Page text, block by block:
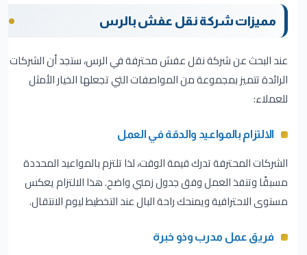
مميزات شركة نقل عفش بالرس
عند البحث عن شركة نقل عفش محترفة في الرس، ستجد أن الشركات
الرائدة تتميز بمجموعة من المواصفات التي تجعلها الخيار الأمثل
للعملاء:
الالتزام بالمواعيد والدقة في العمل
الشركات المحترفة تدرك قيمة الوقت، لذا تلتزم بالمواعيد المحددة
مسبقًا وتنفذ العمل وفق جدول زمني واضح. هذا الالتزام يعكس
مستوى الاحترافية ويمنحك راحة البال عند التخطيط ليوم الانتقال.
فريق عمل مدرب وذو خبرة